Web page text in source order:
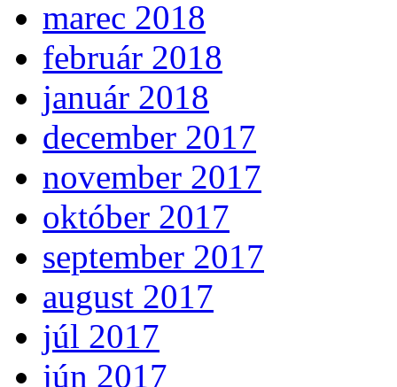
marec 2018
február 2018
január 2018
december 2017
november 2017
október 2017
september 2017
august 2017
júl 2017
jún 2017